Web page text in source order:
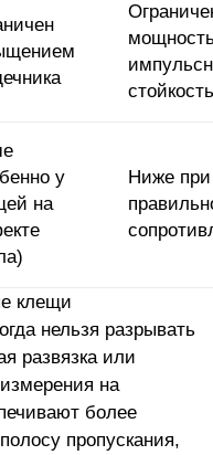
у
на
Ниже при
клещи
нельзя разрывать
развязка или
на
более
пропускания,